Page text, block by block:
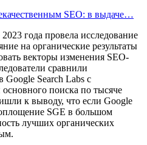
SEO: в выдаче…
года провела исследование
на органические результаты
векторы изменения SEO-
сравнили
Google Search Labs с
основного поиска по тысяче
к выводу, что если Google
SGE в большом
лучших органических